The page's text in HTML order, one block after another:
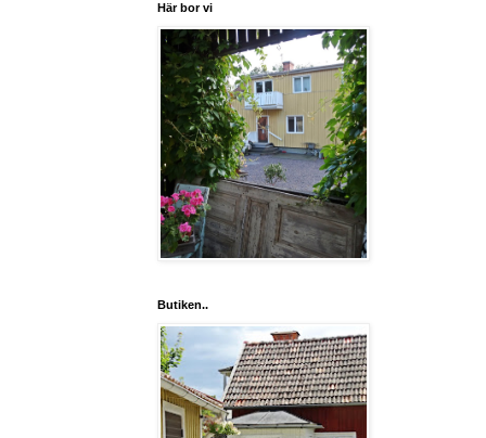
Här bor vi
Butiken..